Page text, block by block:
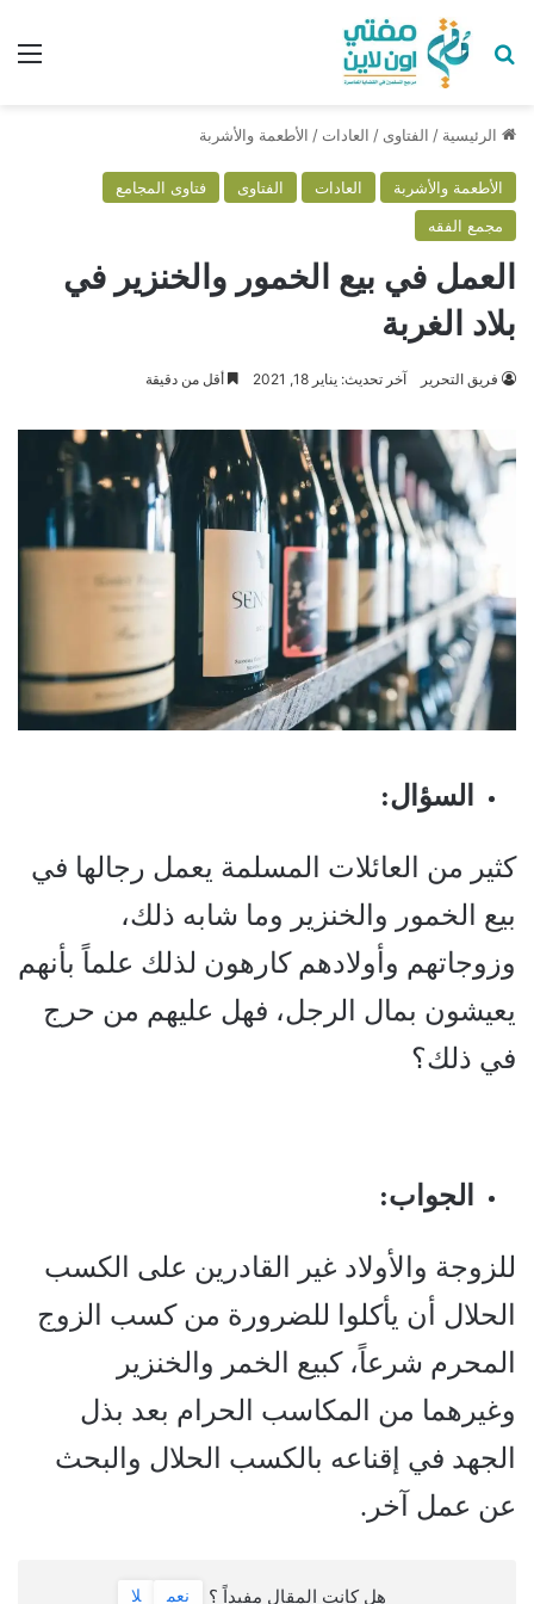
بحث عن
الرئيسية / الفتاوى / العادات / الأطعمة والأشربة
الأطعمة والأشربة العادات الفتاوى
فتاوى المجامع
مجمع الفقه
العمل في بيع الخمور والخنزير في
بلاد الغربة
فريق التحرير آخر تحديث: يناير 18, 2021 أقل من دقيقة
السؤال:
كثير من العائلات المسلمة يعمل رجالها في
بيع الخمور والخنزير وما شابه ذلك،
وزوجاتهم وأولادهم كارهون لذلك علماً بأنهم
يعيشون بمال الرجل، فهل عليهم من حرج
في ذلك؟
الجواب:
للزوجة والأولاد غير القادرين على الكسب
الحلال أن يأكلوا للضرورة من كسب الزوج
المحرم شرعاً، كبيع الخمر والخنزير
وغيرهما من المكاسب الحرام بعد بذل
الجهد في إقناعه بالكسب الحلال والبحث
عن عمل آخر.
هل كانت المقال مفيداً ؟ نعم لا